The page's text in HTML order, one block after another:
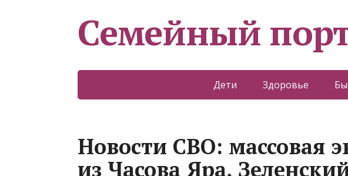
Семейный
Дети Здоровье
Новости СВО: массовая
из Часова Яра,